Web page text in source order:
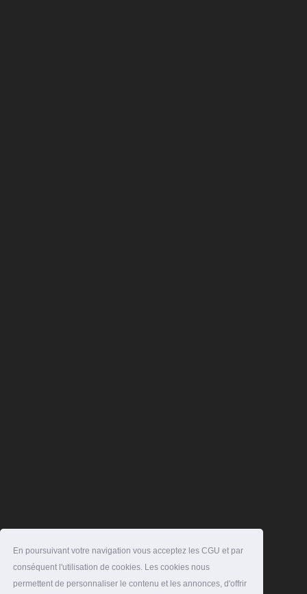
En poursuivant votre navigation vous acceptez les CGU et par
conséquent l'utilisation de cookies. Les cookies nous
permettent de personnaliser le contenu et les annonces, d'offrir